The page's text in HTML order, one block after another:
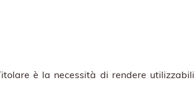
è la necessità di rendere